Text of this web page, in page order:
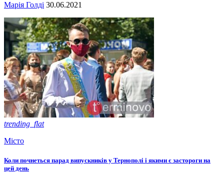
Марія Голді 30.06.2021
trending_flat
Місто
Коли почнеться парад випускників у Тернополі і якими є застороги на
цей день